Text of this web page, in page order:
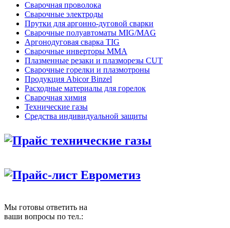
Сварочная проволока
Сварочные электроды
Прутки для аргонно-дуговой сварки
Сварочные полуавтоматы MIG/MAG
Аргонодуговая сварка TIG
Сварочные инверторы MMA
Плазменные резаки и плазморезы CUT
Сварочные горелки и плазмотроны
Продукция Abicor Binzel
Расходные материалы для горелок
Сварочная химия
Технические газы
Средства индивидуальной защиты
Прайс технические газы
Прайс-лист Еврометиз
Мы готовы ответить на
ваши вопросы по тел.: